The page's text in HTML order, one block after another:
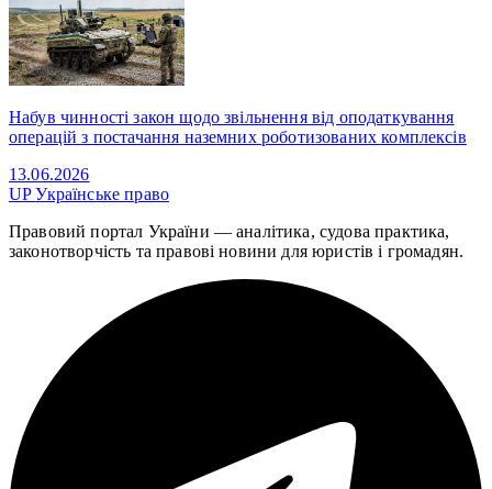
Набув чинності закон щодо звільнення від оподаткування
операцій з постачання наземних роботизованих комплексів
13.06.2026
UPУкраїнське право
Правовий портал України — аналітика, судова практика,
законотворчість та правові новини для юристів і громадян.